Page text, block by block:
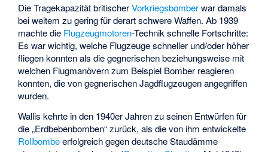
Die Tragekapazität britischerVorkriegsbomberwar damals
bei weitem zu gering für derart schwere Waffen. Ab 1939
machte die Flugzeugmotoren-Technik schnelle Fortschritte:
Es war wichtig, welche Flugzeuge schneller und/oder höher
fliegen konnten als die gegnerischen beziehungsweise mit
welchen Flugmanövern zum Beispiel Bomber reagieren
konnten, die von gegnerischen Jagdflugzeugen angegriffen
wurden.
Wallis kehrte in den 1940er Jahren zu seinen Entwürfen für
die „Erdbebenbomben“ zurück, als die von ihm entwickelte
Rollbombeerfolgreich gegen deutsche Staudämme